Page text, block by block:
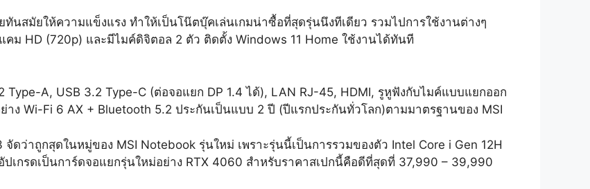
สมัยให้ความแข็งแรง ทำให้เป็นโน๊ตบุ๊คเล่นเกมน่าซื้อที่สุดรุ่นนึงทีเดียว รวมไปการใช้งานต่างๆ
ม HD (720p) และมีไมค์ดิจิตอล 2 ตัว ติดตั้ง Windows 11 Home ใช้งานได้ทันที
A, USB 3.2 Type-C (ต่อจอแยก DP 1.4 ได้), LAN RJ-45, HDMI, รูหูฟังกับไมค์แบบแยกออก
าง Wi-Fi 6 AX + Bluetooth 5.2 ประกันเป็นแบบ 2 ปี (ปีแรกประกันทั่วโลก)ตามมาตรฐานของ MSI
ว่าถูกสุดในหมู่ของ MSI Notebook รุ่นใหม่ เพราะรุ่นนี้เป็นการรวมของตัว Intel Core i Gen 12H
เกรดเป็นการ์ดจอแยกรุ่นใหม่อย่าง RTX 4060 สำหรับราคาสเปกนี้คือดีที่สุดที่ 37,990 – 39,990